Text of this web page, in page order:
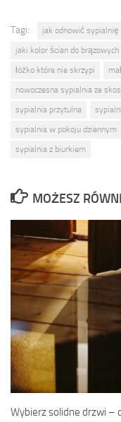
Tagi: jak odnowić sypialnię
jaki kolor ścian do
łóżko które nie skrzypi
nowoczesna sypialnia ze
sypialnia przytulna
sypialnia w pokoju dziennym
sypialnia z biurkiem
MOŻESZ
Wybierz solidne drzwi –